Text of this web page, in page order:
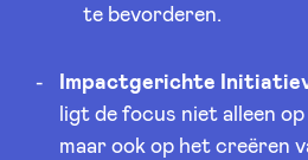
te bevorderen.
Impactgerichte
ligt de focus niet alleen
maar ook op het creëren